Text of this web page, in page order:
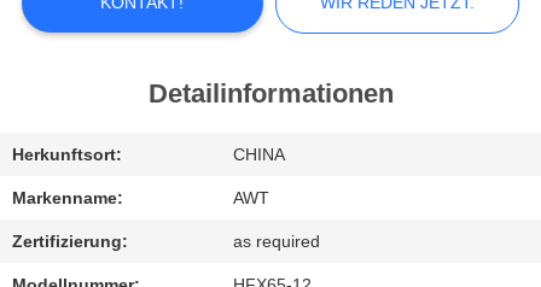
UNS
NEUIGKEITEN
WIR
REDEN
JETZT.
Detailinformationen
Herkunftsort: CHINA
Markenname: AWT
Zertifizierung: as required